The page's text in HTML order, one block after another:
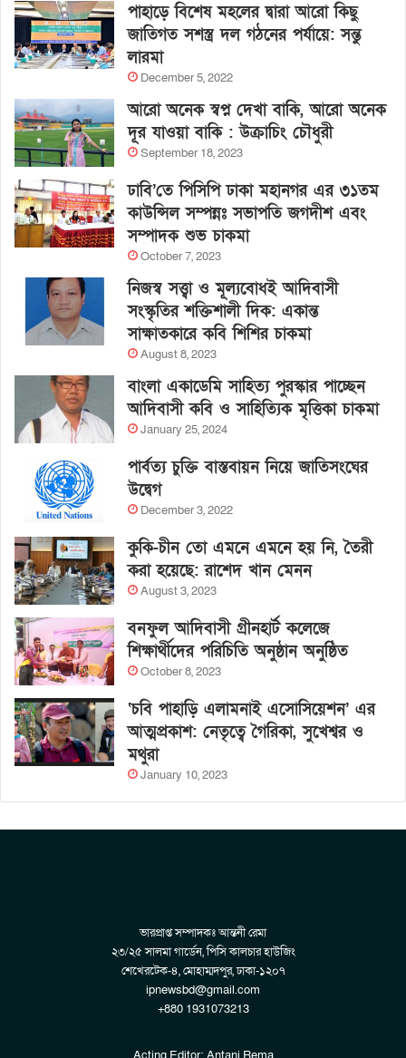
পাহাড়ে বিশেষ মহলের দ্বারা আরো কিছু
জাতিগত সশস্ত্র দল গঠনের পর্যায়ে: সন্তু
লারমা
December 5, 2022
আরো অনেক স্বপ্ন দেখা বাকি, আরো অনেক
দূর যাওয়া বাকি : উক্রাচিং চৌধুরী
September 18, 2023
ঢাবি’তে পিসিপি ঢাকা মহানগর এর ৩১তম
কাউন্সিল সম্পন্নঃ সভাপতি জগদীশ এবং
সম্পাদক শুভ চাকমা
October 7, 2023
নিজস্ব সত্ত্বা ও মূল্যবোধই আদিবাসী
সংস্কৃতির শক্তিশালী দিক: একান্ত
সাক্ষাতকারে কবি শিশির চাকমা
August 8, 2023
বাংলা একাডেমি সাহিত্য পুরস্কার পাচ্ছেন
আদিবাসী কবি ও সাহিত্যিক মৃত্তিকা চাকমা
January 25, 2024
পার্বত্য চুক্তি বাস্তবায়ন নিয়ে জাতিসংঘের
উদ্বেগ
December 3, 2022
কুকি-চীন তো এমনে এমনে হয় নি, তৈরী
করা হয়েছে: রাশেদ খান মেনন
August 3, 2023
বনফুল আদিবাসী গ্রীনহার্ট কলেজে
শিক্ষার্থীদের পরিচিতি অনুষ্ঠান অনুষ্ঠিত
October 8, 2023
‘চবি পাহাড়ি এলামনাই এসোসিয়েশন’ এর
আত্মপ্রকাশ: নেতৃত্বে গৈরিকা, সুখেশ্বর ও
মথুরা
January 10, 2023
ভারপ্রাপ্ত সম্পাদকঃ আন্তনী রেমা
২৩/২৫ সালমা গার্ডেন, পিসি কালচার হাউজিং
শেখেরটেক-৪, মোহাম্মদপুর, ঢাকা-১২০৭
ipnewsbd@gmail.com
+880 1931073213